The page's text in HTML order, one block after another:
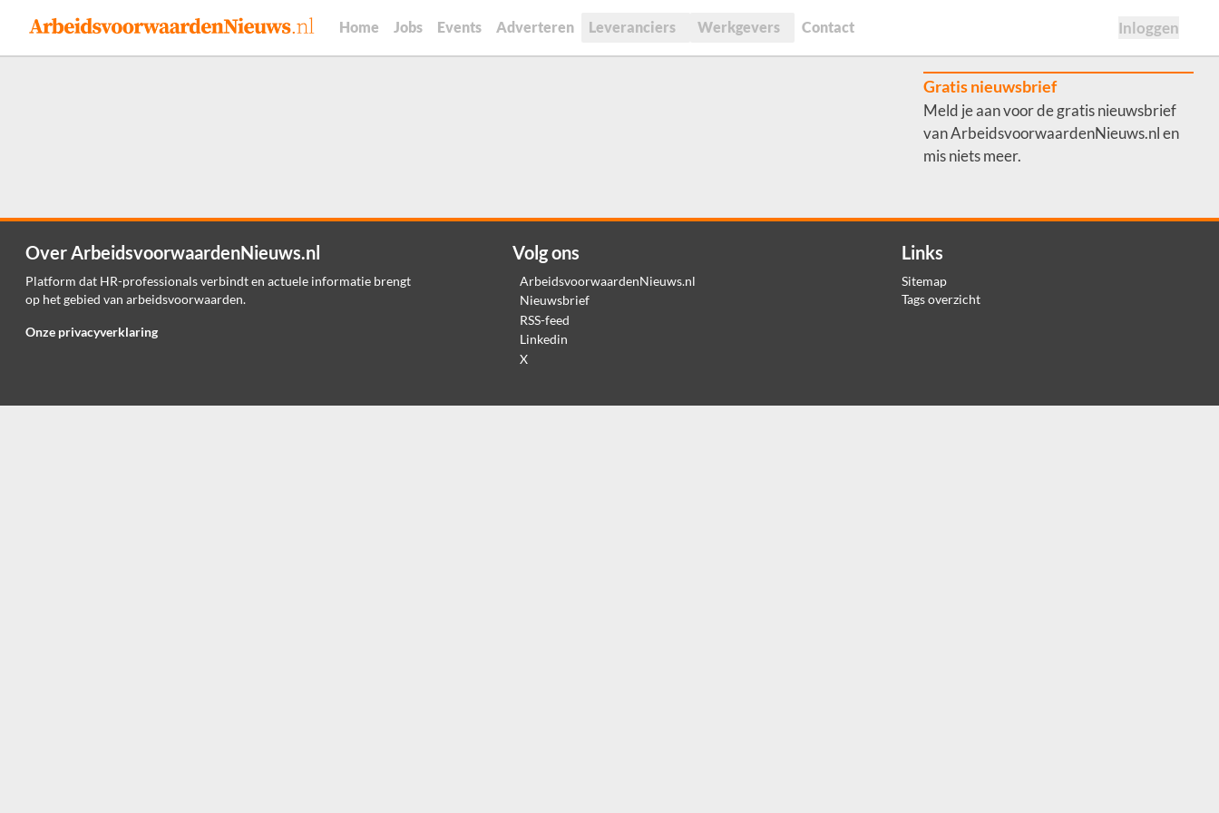
Home Jobs Events Adverteren Leveranciers Werkgevers Contact Inloggen
Gratis nieuwsbrief
Meld je aan voor de gratis nieuwsbrief
van ArbeidsvoorwaardenNieuws.nl en
mis niets meer.
Over ArbeidsvoorwaardenNieuws.nl
Platform dat HR-professionals verbindt en actuele informatie brengt
op het gebied van arbeidsvoorwaarden.
Onze privacyverklaring
Volg ons
ArbeidsvoorwaardenNieuws.nl
Nieuwsbrief
RSS-feed
Linkedin
X
Links
Sitemap
Tags overzicht